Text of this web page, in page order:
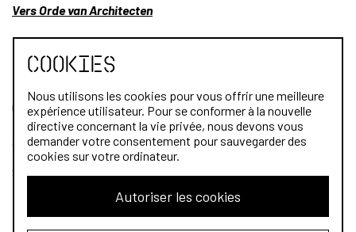
Vers Orde van Architecten
Qui sommes-nous?
Architectes
Stagiaires
Cookies
Nous utilisons les cookies pour vous offrir une meilleure
expérience utilisateur. Pour se conformer à la nouvelle
directive concernant la vie privée, nous devons vous
demander votre consentement pour sauvegarder des
cookies sur votre ordinateur.
Autoriser les cookies